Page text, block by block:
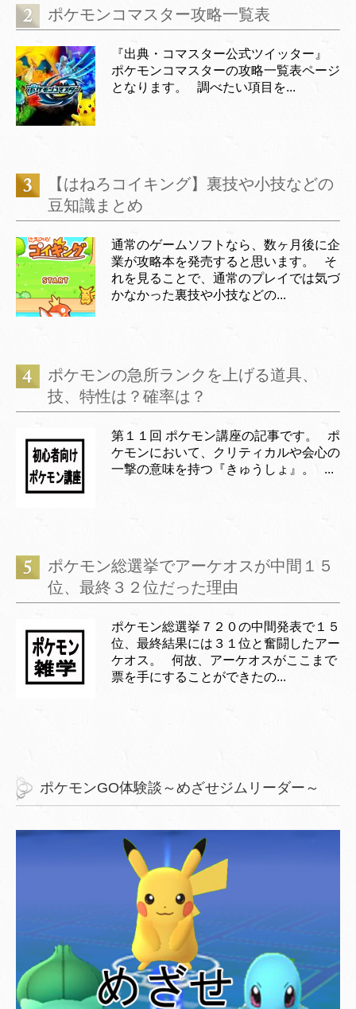
ポケモンコマスター攻略一覧表
『出典・コマスター公式ツイッター』
ポケモンコマスターの攻略一覧表ページ
となります。 調べたい項目を...
【はねろコイキング】裏技や小技などの
豆知識まとめ
通常のゲームソフトなら、数ヶ月後に企
業が攻略本を発売すると思います。 そ
れを見ることで、通常のプレイでは気づ
かなかった裏技や小技などの...
ポケモンの急所ランクを上げる道具、
技、特性は？確率は？
第１１回 ポケモン講座の記事です。 ポ
ケモンにおいて、クリティカルや会心の
一撃の意味を持つ『きゅうしょ』。 ...
ポケモン総選挙でアーケオスが中間１５
位、最終３２位だった理由
ポケモン総選挙７２０の中間発表で１５
位、最終結果には３１位と奮闘したアー
ケオス。 何故、アーケオスがここまで
票を手にすることができたの...
ポケモンGO体験談～めざせジムリーダー～